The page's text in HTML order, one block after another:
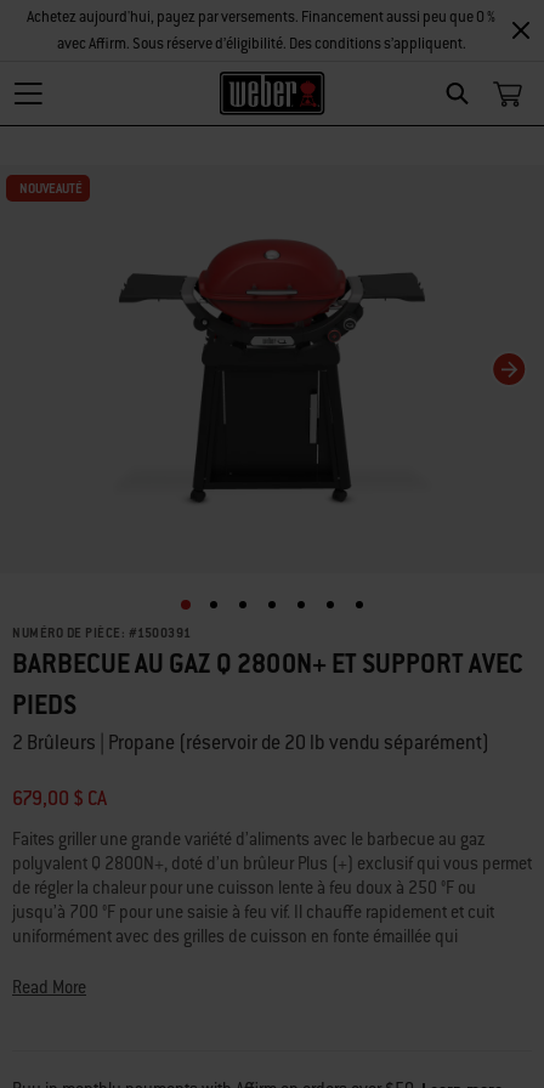
Search
Achetez aujourd'hui, payez par versements. Financement aussi peu que 0 %
avec Affirm. Sous réserve d’éligibilité. Des conditions s’appliquent.
NOUVEAUTÉ
NOUVEAUTÉ
La modification de la diapositive actuelle de ce carrousel modifiera la
NUMÉRO DE PIÈCE: #1500391
BARBECUE AU GAZ Q 2800N+ ET SUPPORT AVEC
PIEDS
2 Brûleurs | Propane (réservoir de 20 lb vendu séparément)
679,00 $ CA
Faites griller une grande variété d’aliments avec le barbecue au gaz
polyvalent Q 2800N+, doté d’un brûleur Plus (+) exclusif qui vous permet
de régler la chaleur pour une cuisson lente à feu doux à 250 °F ou
jusqu’à 700 °F pour une saisie à feu vif. Il chauffe rapidement et cuit
uniformément avec des grilles de cuisson en fonte émaillée qui
plancha encastrable (vendue séparément) et créez vos déjeuners
véranda.
Read More